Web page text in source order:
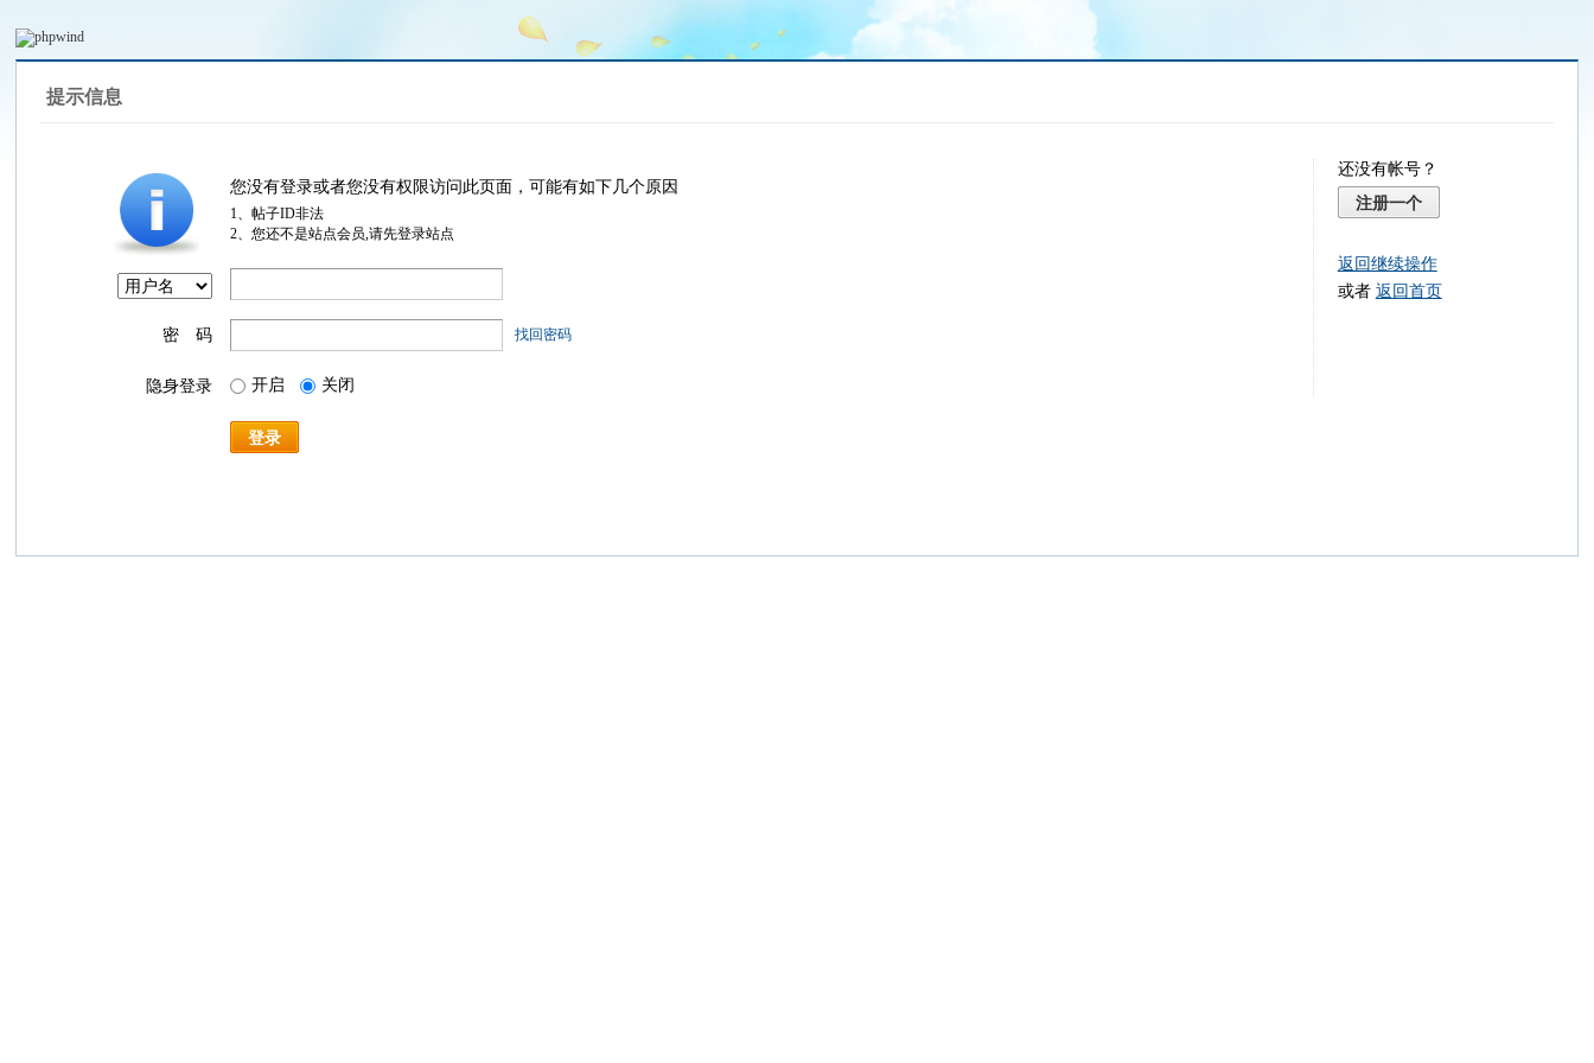
提示信息
您没有登录或者您没有权限访问此页面，可能有如下几个原因
1、帖子ID非法
2、您还不是站点会员,请先登录站点
密 码 找回密码
隐身登录 开启 关闭
登录
还没有帐号？
注册一个
返回继续操作
或者 返回首页